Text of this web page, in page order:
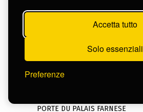
Accetta tutto
Solo essenziali
Preferenze
PORTE DU PALAIS FARNESE